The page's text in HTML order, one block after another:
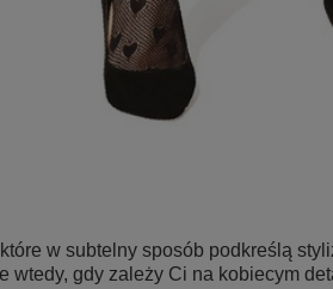
w subtelny sposób podkreślą
wtedy, gdy zależy Ci na kobiecym